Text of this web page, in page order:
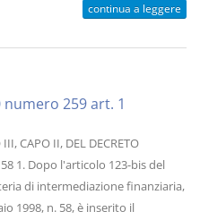
continua a leggere
259 art. 1
CAPO II, DEL DECRETO
58 1. Dopo l'articolo 123-bis del
di intermediazione finanziaria,
1998, n. 58, è inserito il